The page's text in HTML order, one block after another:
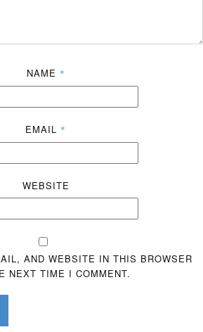
NAME *
EMAIL *
WEBSITE
AND WEBSITE IN THIS BROWSER
NEXT TIME I COMMENT.